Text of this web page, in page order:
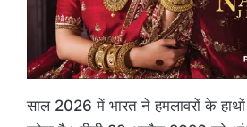
साल 2026 में भारत ने हमलावरों के